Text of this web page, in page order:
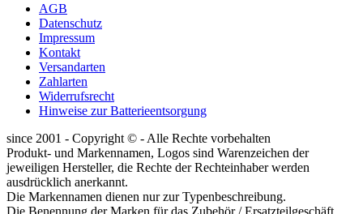
AGB
Datenschutz
Impressum
Kontakt
Versandarten
Zahlarten
Widerrufsrecht
Hinweise zur Batterieentsorgung
since 2001 - Copyright © - Alle Rechte vorbehalten
Produkt- und Markennamen, Logos sind Warenzeichen der
jeweiligen Hersteller, die Rechte der Rechteinhaber werden
ausdrücklich anerkannt.
Die Markennamen dienen nur zur Typenbeschreibung.
Die Benennung der Marken für das Zubehör / Ersatzteilgeschäft